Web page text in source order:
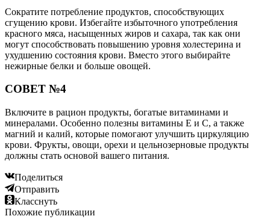
Сократите потребление продуктов, способствующих
сгущению крови. Избегайте избыточного употребления
красного мяса, насыщенных жиров и сахара, так как они
могут способствовать повышению уровня холестерина и
ухудшению состояния крови. Вместо этого выбирайте
нежирные белки и больше овощей.
СОВЕТ №4
Включите в рацион продукты, богатые витаминами и
минералами. Особенно полезны витамины E и C, а также
магний и калий, которые помогают улучшить циркуляцию
крови. Фрукты, овощи, орехи и цельнозерновые продукты
должны стать основой вашего питания.
Поделиться
Отправить
Класснуть
Похожие публикации